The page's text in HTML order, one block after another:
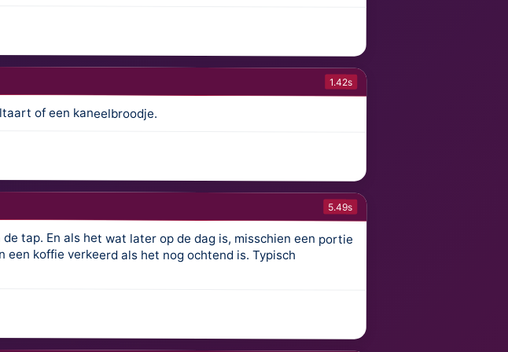
1.42s
of een kaneelbroodje.
5.49s
tap. En als het wat later op de dag is, misschien een portie
een koffie verkeerd als het nog ochtend is. Typisch